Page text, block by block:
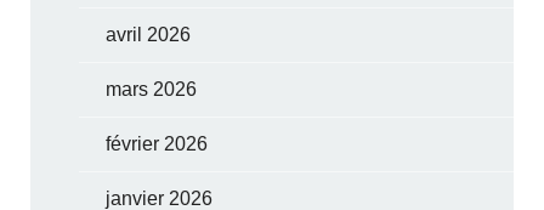
avril 2026
mars 2026
février 2026
janvier 2026